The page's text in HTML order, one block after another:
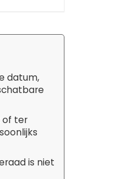
datum,
of ter
is niet